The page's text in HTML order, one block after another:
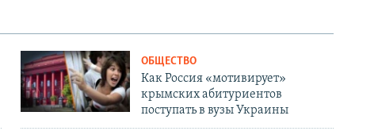
ОБЩЕСТВО
Как Россия «мотивирует»
крымских абитуриентов
поступать в вузы Украины